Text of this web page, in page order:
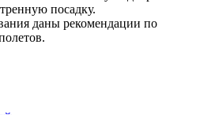
посадку.
даны рекомендации по